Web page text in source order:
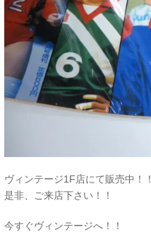
ヴィンテージ1F店にて販売中！！
是非、ご来店下さい！！
今すぐヴィンテージへ！！